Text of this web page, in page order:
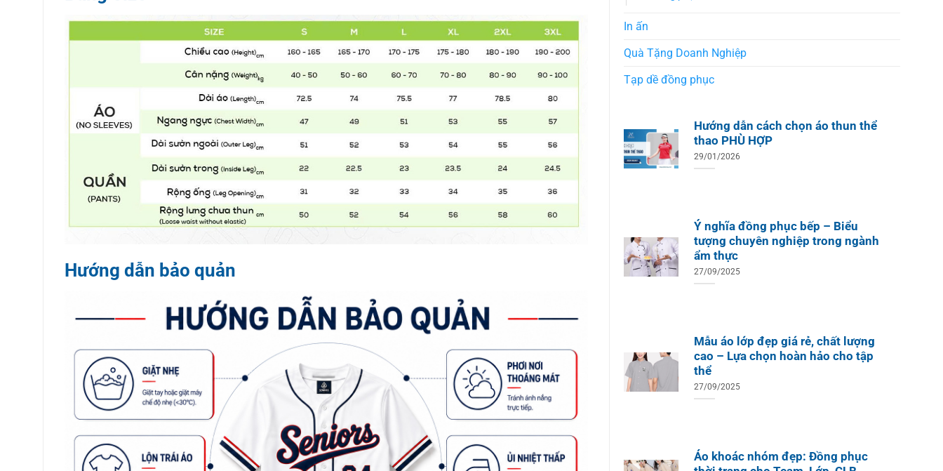
Hướng dẫn bảo quản
In ấn
Quà Tặng Doanh Nghiệp
Tạp dề đồng phục
Hướng dẫn cách chọn áo thun thể
thao PHÙ HỢP
29/01/2026
Ý nghĩa đồng phục bếp – Biểu
tượng chuyên nghiệp trong ngành
ẩm thực
27/09/2025
Mẫu áo lớp đẹp giá rẻ, chất lượng
cao – Lựa chọn hoàn hảo cho tập
thể
27/09/2025
Áo khoác nhóm đẹp: Đồng phục